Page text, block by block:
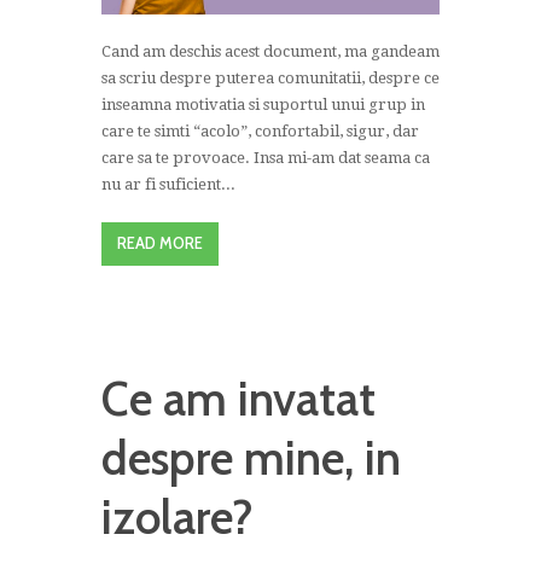
Cand am deschis acest document, ma gandeam
sa scriu despre puterea comunitatii, despre ce
inseamna motivatia si suportul unui grup in
care te simti “acolo”, confortabil, sigur, dar
care sa te provoace. Insa mi-am dat seama ca
nu ar fi suficient...
READ MORE
Ce am invatat
despre mine, in
izolare?